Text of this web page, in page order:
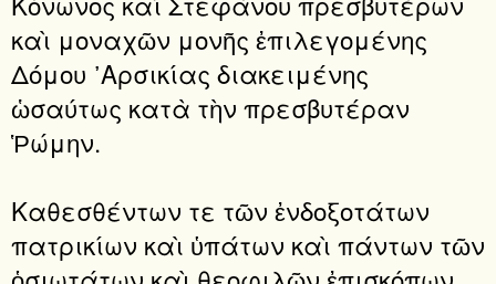
καὶ μοναχῶν μονῆς ἐπιλεγομένης
Δόμου ᾿Αρσικίας διακειμένης
ὡσαύτως κατὰ τὴν πρεσβυτέραν
Ῥώμην.
Καθεσθέντων τε τῶν ἐνδοξοτάτων
πατρικίων καὶ ὑπάτων καὶ πάντων τῶν